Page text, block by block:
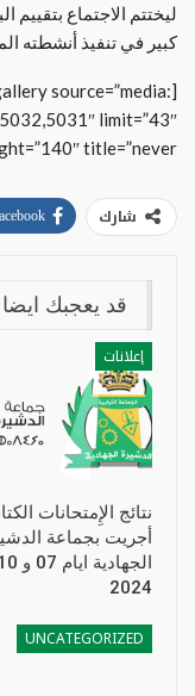
كبير في تنفيذ أنشطته
source=”media:
limit=”43″
title=”never”]
شارك
قد يعجبك ايضا
إعلانات
نتائج الإِمتحانات
أجريت بجماعة
2024
UNCATEGORIZED